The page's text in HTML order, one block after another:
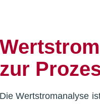
zur
Die Wertstromanalyse